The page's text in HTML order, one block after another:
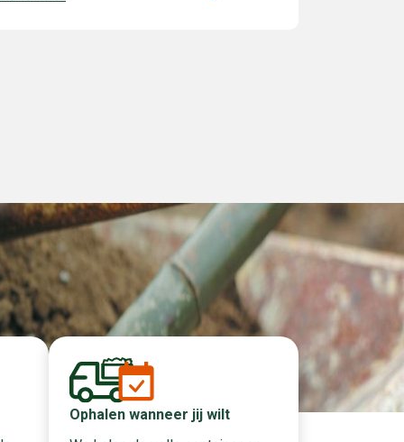
Ophalen wanneer jij wilt